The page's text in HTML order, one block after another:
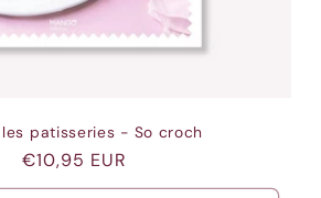
patisseries - So croch
Prix
habituel
€10,95 EUR